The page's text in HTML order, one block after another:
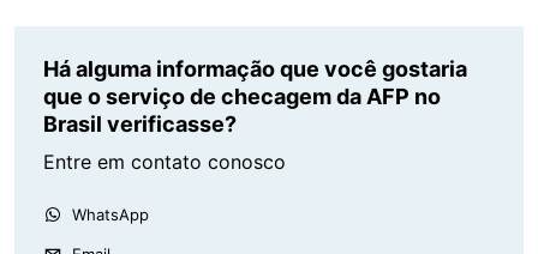
Há alguma informação que você gostaria
que o serviço de checagem da AFP no
Brasil verificasse?
Entre em contato conosco
WhatsApp